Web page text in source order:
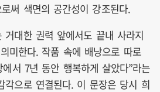
써 색면의 공간성이 강조된다.
거대한 권력 앞에서도 끝내 사라지
미한다. 작품 속에 배낭으로 따로
서 7년 동안 행복하게 살았다”라는
각으로 연결된다. 이 문장은 당시 희